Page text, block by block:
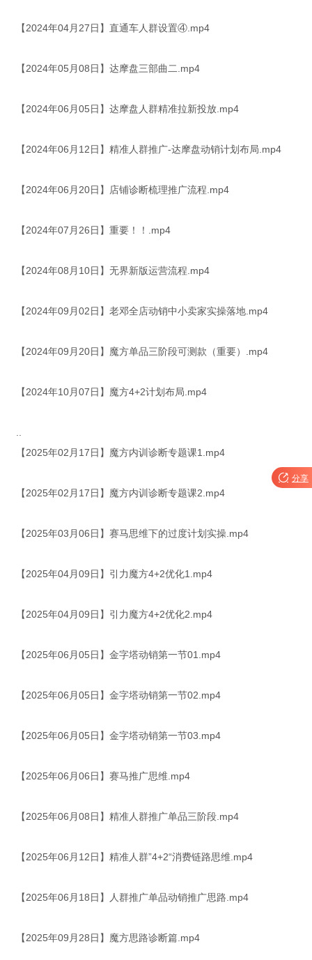
【2024年04月27日】直通车人群设置④.mp4
【2024年05月08日】达摩盘三部曲二.mp4
【2024年06月05日】达摩盘人群精准拉新投放.mp4
【2024年06月12日】精准人群推广-达摩盘动销计划布局.mp4
【2024年06月20日】店铺诊断梳理推广流程.mp4
【2024年07月26日】重要！！.mp4
【2024年08月10日】无界新版运营流程.mp4
【2024年09月02日】老邓全店动销中小卖家实操落地.mp4
【2024年09月20日】魔方单品三阶段可测款（重要）.mp4
【2024年10月07日】魔方4+2计划布局.mp4
【2025年02月17日】魔方内训诊断专题课1.mp4
【2025年02月17日】魔方内训诊断专题课2.mp4
【2025年03月06日】赛马思维下的过度计划实操.mp4
【2025年04月09日】引力魔方4+2优化1.mp4
【2025年04月09日】引力魔方4+2优化2.mp4
【2025年06月05日】金字塔动销第一节01.mp4
【2025年06月05日】金字塔动销第一节02.mp4
【2025年06月05日】金字塔动销第一节03.mp4
【2025年06月06日】赛马推广思维.mp4
【2025年06月08日】精准人群推广单品三阶段.mp4
【2025年06月12日】精准人群”4+2“消费链路思维.mp4
【2025年06月18日】人群推广单品动销推广思路.mp4
【2025年09月28日】魔方思路诊断篇.mp4
 分享